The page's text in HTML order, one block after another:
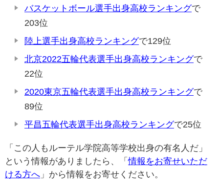
バスケットボール選手出身高校ランキングで
203位
陸上選手出身高校ランキングで129位
北京2022五輪代表選手出身高校ランキングで
22位
2020東京五輪代表選手出身高校ランキングで
89位
平昌五輪代表選手出身高校ランキングで25位
「この人もルーテル学院高等学校出身の有名人だ」
という情報がありましたら、「情報をお寄せいただ
ける方へ 」から情報をお寄せください。